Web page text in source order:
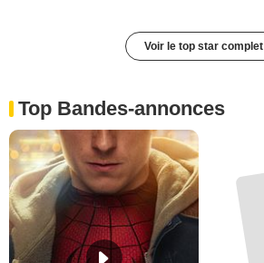
Voir le top star complet
Top Bandes-annonces